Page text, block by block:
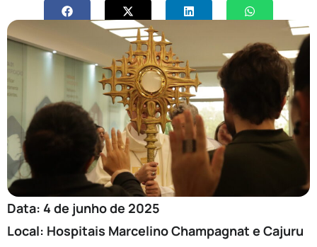
Data: 4 de junho de 2025
Local: Hospitais Marcelino Champagnat e Cajuru